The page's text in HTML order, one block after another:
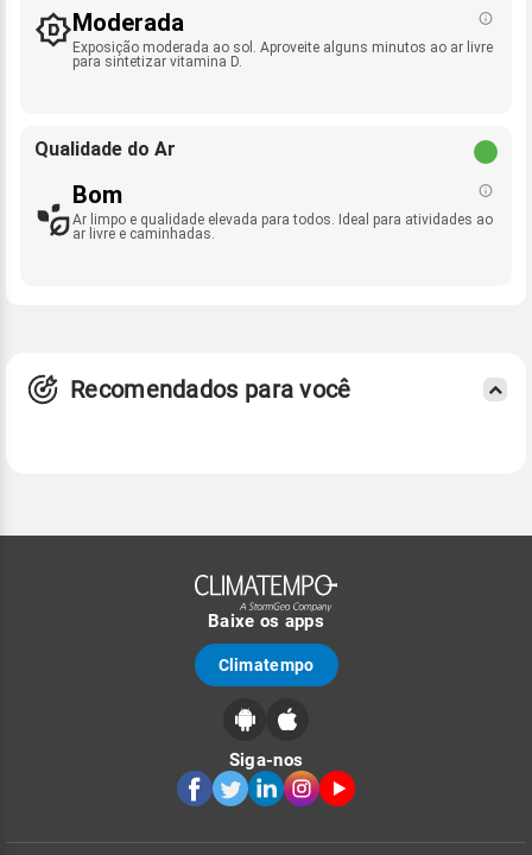
Moderada
Exposição moderada ao sol. Aproveite alguns minutos ao ar livre
para sintetizar vitamina D.
Qualidade do Ar
Bom
Ar limpo e qualidade elevada para todos. Ideal para atividades ao
ar livre e caminhadas.
Recomendados para você
Baixe os apps
Climatempo
Siga-nos